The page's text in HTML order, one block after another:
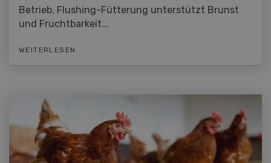
Betrieb. Flushing-Fütterung unterstützt Brunst
und Fruchtbarkeit...
WEITERLESEN